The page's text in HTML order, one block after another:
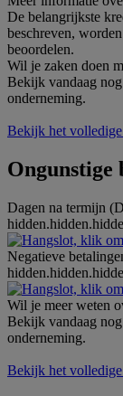
De belangrijkste
beschreven,
beoordelen.
Wil je zaken doen
Bekijk vandaag
onderneming.
Bekijk het
Ongunstige
Dagen na termijn
Negatieve
Wil je meer weten
Bekijk vandaag
onderneming.
Bekijk het